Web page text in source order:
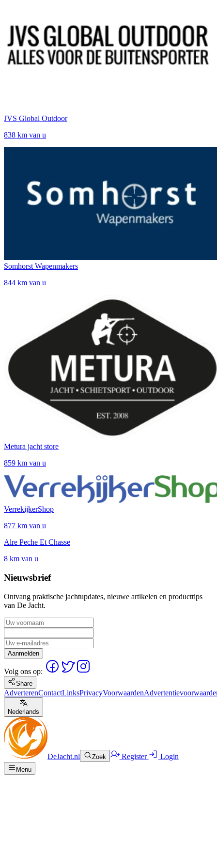
JVS Global Outdoor
838 km van u
Somhorst Wapenmakers
844 km van u
Metura jacht store
859 km van u
VerrekijkerShop
877 km van u
Alre Peche Et Chasse
8 km van u
Nieuwsbrief
Ontvang praktische jachtupdates, nieuwe artikelen en producttips
van De Jacht.
Aanmelden
Volg ons op:
Share
AdverterenContactLinksPrivacyVoorwaarden
Nederlands
DeJacht.nl Zoek Register Login
Menu